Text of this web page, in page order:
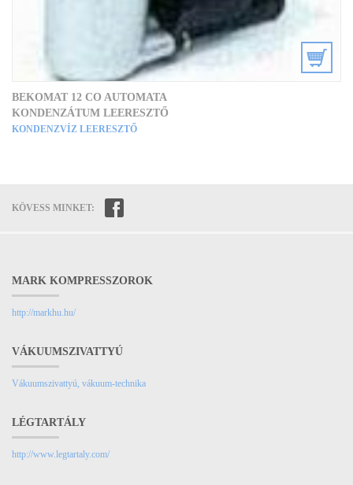
BEKOMAT 12 CO AUTOMATA
KONDENZÁTUM LEERESZTŐ
KONDENZVÍZ LEERESZTŐ
KÖVESS MINKET:
MARK KOMPRESSZOROK
http://markhu.hu/
VÁKUUMSZIVATTYÚ
Vákuumszivattyú, vákuum-technika
LÉGTARTÁLY
http://www.legtartaly.com/